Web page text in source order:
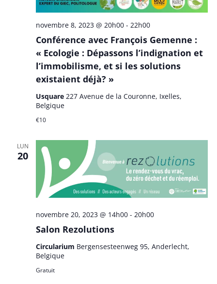
Conférence avec François Gemenne :
« Ecologie : Dépassons l’indignation et
l’immobilisme, et si les solutions
existaient déjà? »
novembre 8, 2023 @ 20h00- 22h00
Usquare 227 Avenue de la Couronne, Ixelles,
Belgique
€10
LUN
20
Salon Rezolutions
novembre 20, 2023 @ 14h00- 20h00
Circularium Bergensesteenweg 95, Anderlecht,
Belgique
Gratuit